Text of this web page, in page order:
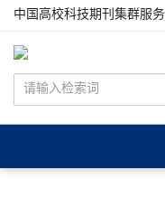
中国高校科技期刊集群服